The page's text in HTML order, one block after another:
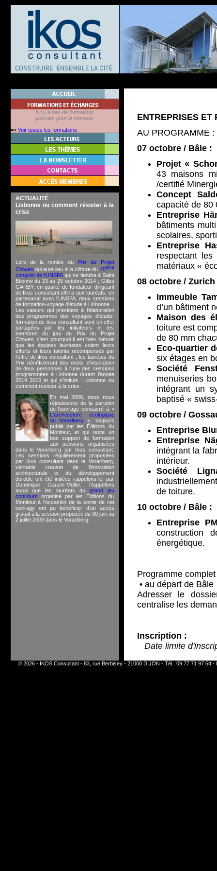
Il n'y a pas de formations
prévues pour le moment.
=> Voir toutes les formations
ACTUALITÉ
Lisbonne ou comment résister à la
crise
Lors de la remise du Prix du Projet
Citoyenqui aura lieu à la clôture du 45ème
congrès de l'UNSFAqui se tiendra à Saint
Etienne du 23 au 25 octobre 2014 ; Gilles
GARBY, en qualité de fondateur dirigeant
de Ikos consultant offrira aux lauréats, en
partenariat avec l'UNSFA, deux sessions
de formation-voyage d'étude à Lisbonne.
Les valeurs qui président à l'élaboration
des programmes des voyages d'étude-
formation de ikos consultant sont en effet
partagées par les initiateurs et les
membres du jury du Prix du Projet
Citoyen, c'est pourquoi il est bien naturel
que les équipes lauréates voient leurs
efforts et leurs talents récompensés par
l'offre de ikos consultant ; les lauréats du
Prix bénéficieront des droits d'inscription
de deux personnes à l'une des sessions
programmées à Lisbonne durant l'année
2014 2015 et qui s'intitule : Lisbonne ou
comment résister à la crise.
En mai 2009, nous nous
réjouissions de la parution
de l'ouvrage consacré à «
L'architecture écologique
du Vorarlberg », toujours
publié par les Éditions du
Moniteur, et qui reste un
bon support de formation
aux sessions organisées
dans le Vorarlberg par Ikos consultant.
Les sessions régulièrement proposées
par Ikos consultant dans le Vorarlberg,
véritable creuset de l'innovation
architecturale et du développement
durable ont été initiées rappelons-le, par
Dominique Gauzin-Müller. Rappelons
aussi que les lauréats du grand jeu
concours organisé par les Éditions du
Moniteur à l'occasion de la sortie de cet
ouvrage ont pu bénéficier d'un accès
gratuit à la session proposée du 30 juin au
2 juillet 2009 dans le Vorarlberg.
ENTREPRISES ET
AU PROGRAMME :
07 octobre / Bâle :
Projet «
43 maisons
/certifié
Concept
capacité de 80
Entreprise
bâtiments
scolaires,
Entreprise
respectant
matériaux «
08 octobre / Zurich
Immeuble
d’un bâtiment
Maison des
toiture est
de 80 mm
Eco-quartier
six étages en
Société
menuiseries
intégrant un
baptisé «
09 octobre /
Entreprise
Entreprise
intégrant la
intérieur.
Société
de toiture.
10 octobre / Bâle :
Entreprise
construction
énergétique.
Programme
• au départ de Bâle
Adresser le
centralise les
Inscription :
Date limite
© 2026 - IKOS Consultant - 83, rue Berbisey - 21000 DIJON - Tél.: 09 77 71 97 54